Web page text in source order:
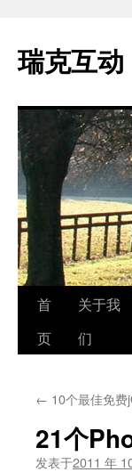
瑞克互动
跳
至
文
首
页
关于我
们
← 10个最佳免
21个
发表于2011 年